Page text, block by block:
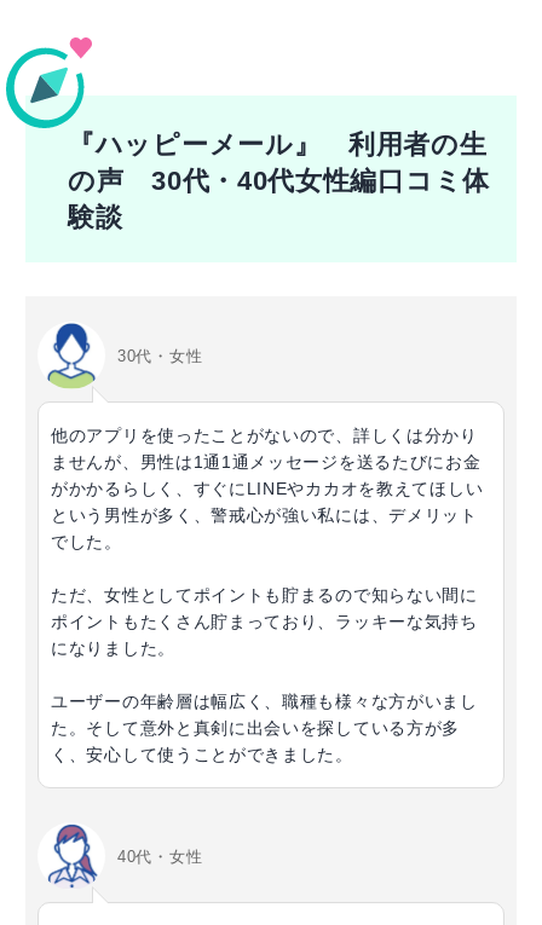
『ハッピーメール』 利用者の生
の声 30代・40代女性編口コミ体
験談
30代・女性
他のアプリを使ったことがないので、詳しくは分かり
ませんが、男性は1通1通メッセージを送るたびにお金
がかかるらしく、すぐにLINEやカカオを教えてほしい
という男性が多く、警戒心が強い私には、デメリット
でした。
ただ、女性としてポイントも貯まるので知らない間に
ポイントもたくさん貯まっており、ラッキーな気持ち
になりました。
ユーザーの年齢層は幅広く、職種も様々な方がいまし
た。そして意外と真剣に出会いを探している方が多
く、安心して使うことができました。
40代・女性